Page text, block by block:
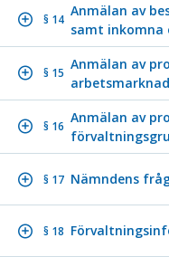
§ 14
Anmälan av
samt inkomna
§ 15
Anmälan av
§ 16
Anmälan av
§ 17 Nämndens
§ 18